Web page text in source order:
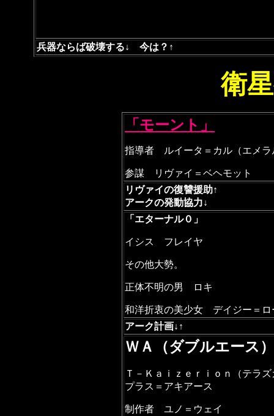
兵器ならば破壊する↓ 今は？↑
衛
「モーント」
指導者 ルイータ＝カル（エメラ
参謀 リヴァイ＝ベヘモット
リヴァイの復讐援助↑
アークの発動協力↓
「エターナル０」
イシス フレイヤ
その他大勢。
正体不明の男 ロキ
和洋折衷の美少女 デイジー＝ロ
アーク計画↓↑
ＷＡ（ダブルエース）
Ｔ－Ｋａｉｚｅｒｉｏｎ（テラ
プラス＝アキアース
制作者 ユノ＝ウェイ